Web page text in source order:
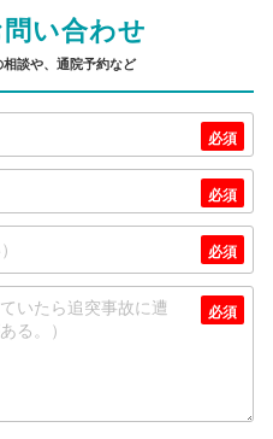
い合わせ
談や、通院予約など